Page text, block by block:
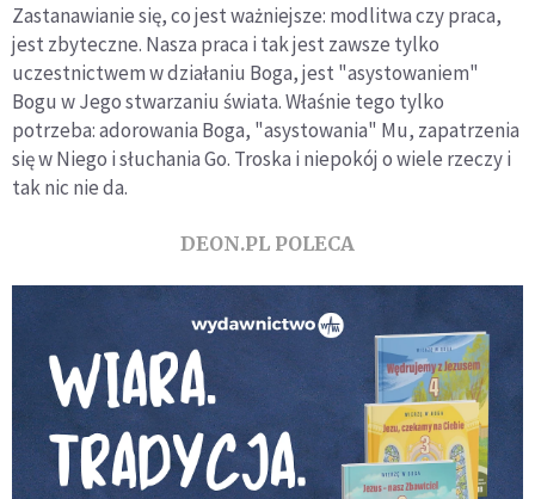
Zastanawianie się, co jest ważniejsze: modlitwa czy praca,
jest zbyteczne. Nasza praca i tak jest zawsze tylko
uczestnictwem w działaniu Boga, jest "asystowaniem"
Bogu w Jego stwarzaniu świata. Właśnie tego tylko
potrzeba: adorowania Boga, "asystowania" Mu, zapatrzenia
się w Niego i słuchania Go. Troska i niepokój o wiele rzeczy i
tak nic nie da.
DEON.PL POLECA